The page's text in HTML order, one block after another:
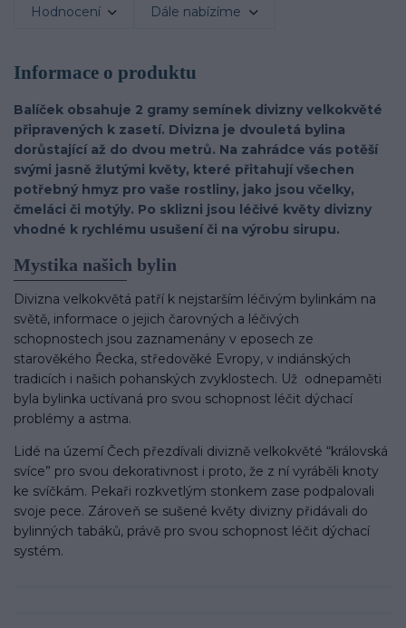
Hodnocení Dále nabízíme
Informace o produktu
Balíček obsahuje 2 gramy semínek divizny velkokvěté
připravených k zasetí. Divizna je dvouletá bylina
dorůstající až do dvou metrů. Na zahrádce vás potěší
svými jasně žlutými květy, které přitahují všechen
potřebný hmyz pro vaše rostliny, jako jsou včelky,
čmeláci či motýly. Po sklizni jsou léčivé květy divizny
vhodné k rychlému usušení či na výrobu sirupu.
Mystika našich bylin
Divizna velkokvětá patří k nejstarším léčivým bylinkám na
světě, informace o jejich čarovných a léčivých
schopnostech jsou zaznamenány v eposech ze
starověkého Řecka, středověké Evropy, v indiánských
tradicích i našich pohanských zvyklostech. Už odnepaměti
byla bylinka uctívaná pro svou schopnost léčit dýchací
problémy a astma.
Lidé na území Čech přezdívali divizně velkokvěté “královská
svíce” pro svou dekorativnost i proto, že z ní vyráběli knoty
ke svíčkám. Pekaři rozkvetlým stonkem zase podpalovali
svoje pece. Zároveň se sušené květy divizny přidávali do
bylinných tabáků, právě pro svou schopnost léčit dýchací
systém.